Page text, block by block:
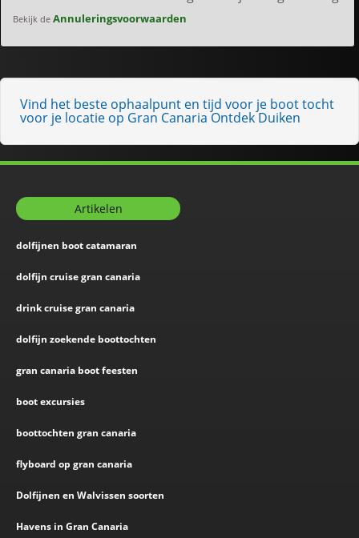
Bekijk de Annuleringsvoorwaarden
Vind het beste ophaalpunt en tijd voor je boot tocht
voor je locatie op Gran Canaria Ontdek Duiken
Artikelen
dolfijnen boot catamaran
dolfijn cruise gran canaria
drink cruise gran canaria
dolfijn zoekende boottochten
gran canaria boot feesten
boot excursies
boottochten gran canaria
flyboard op gran canaria
Dolfijnen en Walvissen soorten
Havens in Gran Canaria